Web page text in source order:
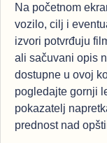
Na početnom
vozilo, cilj i
izvori potvrđuju
ali sačuvani opis
dostupne u ovoj
pogledajte gornji
pokazatelj
prednost nad